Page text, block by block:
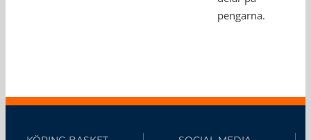
pengarna.